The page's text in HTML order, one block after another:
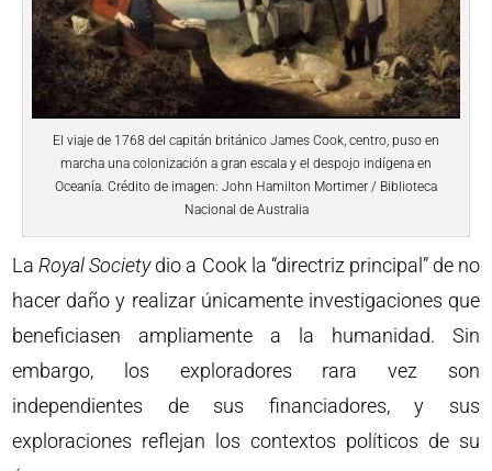
El viaje de 1768 del capitán británico James Cook, centro, puso en
marcha una colonización a gran escala y el despojo indígena en
Oceanía. Crédito de imagen: John Hamilton Mortimer / Biblioteca
Nacional de Australia
LaRoyal Societydio a Cook la “directriz principal” de no
hacer daño y realizar únicamente investigaciones que
beneficiasen ampliamente a la humanidad. Sin
embargo, los exploradores rara vez son
independientes de sus financiadores, y sus
exploraciones reflejan los contextos políticos de su